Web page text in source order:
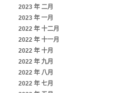
2023 年 二月
2023 年 一月
2022 年 十二月
2022 年 十一月
2022 年 十月
2022 年 九月
2022 年 八月
2022 年 七月